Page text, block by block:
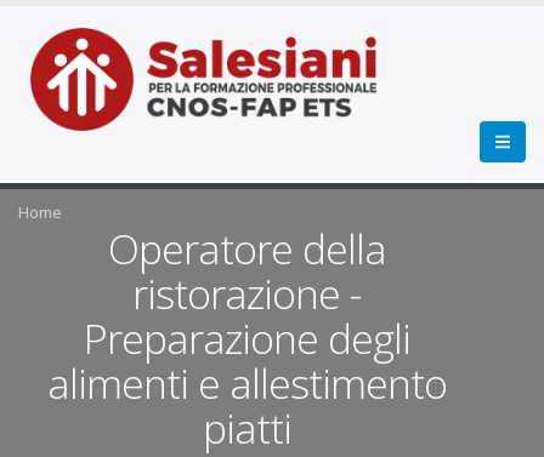
Home
Operatore della
ristorazione -
Preparazione degli
alimenti e allestimento
piatti